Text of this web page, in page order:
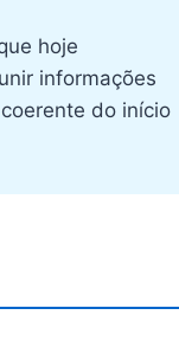
hoje
informações
do início